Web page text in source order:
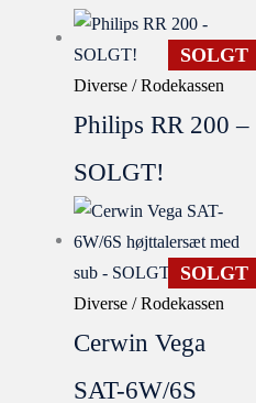
SOLGT
Diverse / Rodekassen
Philips RR 200 –
SOLGT!
SOLGT
Diverse / Rodekassen
Cerwin Vega
SAT-6W/6S